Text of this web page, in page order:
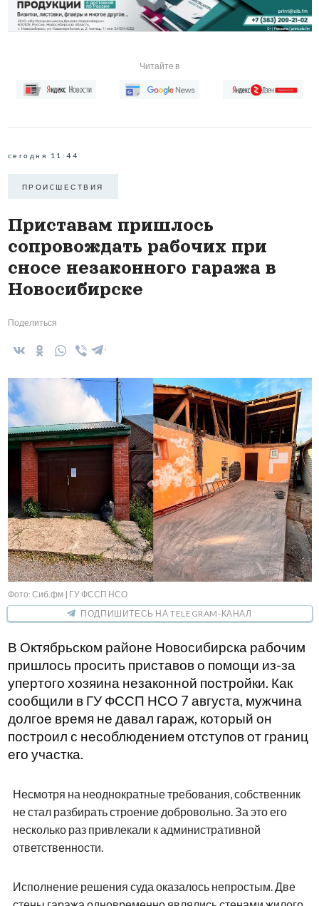
Читайте в
сегодня 11:44
ПРОИCШЕСТВИЯ
Приставам пришлось
сопровождать рабочих при
сносе незаконного гаража в
Новосибирске
Поделиться
Фото: Сиб.фм | ГУ ФССП НСО
ПОДПИШИТЕСЬ НА TELEGRAM-КАНАЛ
В Октябрьском районе Новосибирска рабочим
пришлось просить приставов о помощи из-за
упертого хозяина незаконной постройки. Как
сообщили в ГУ ФССП НСО 7 августа, мужчина
долгое время не давал гараж, который он
построил с несоблюдением отступов от границ
его участка.
Несмотря на неоднократные требования, собственник
не стал разбирать строение добровольно. За это его
несколько раз привлекали к административной
ответственности.
Исполнение решения суда оказалось непростым. Две